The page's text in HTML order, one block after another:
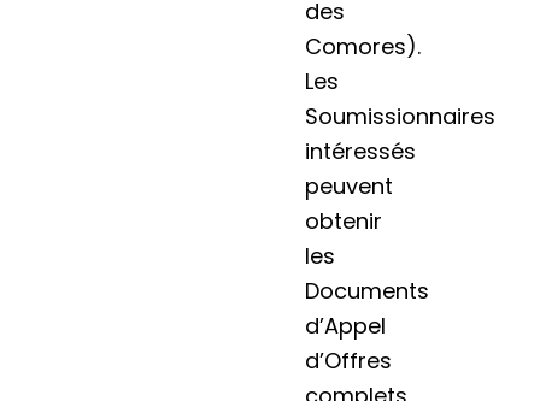
des
Comores).
Les
Soumissionnaires
intéressés
peuvent
obtenir
les
Documents
d’Appel
d’Offres